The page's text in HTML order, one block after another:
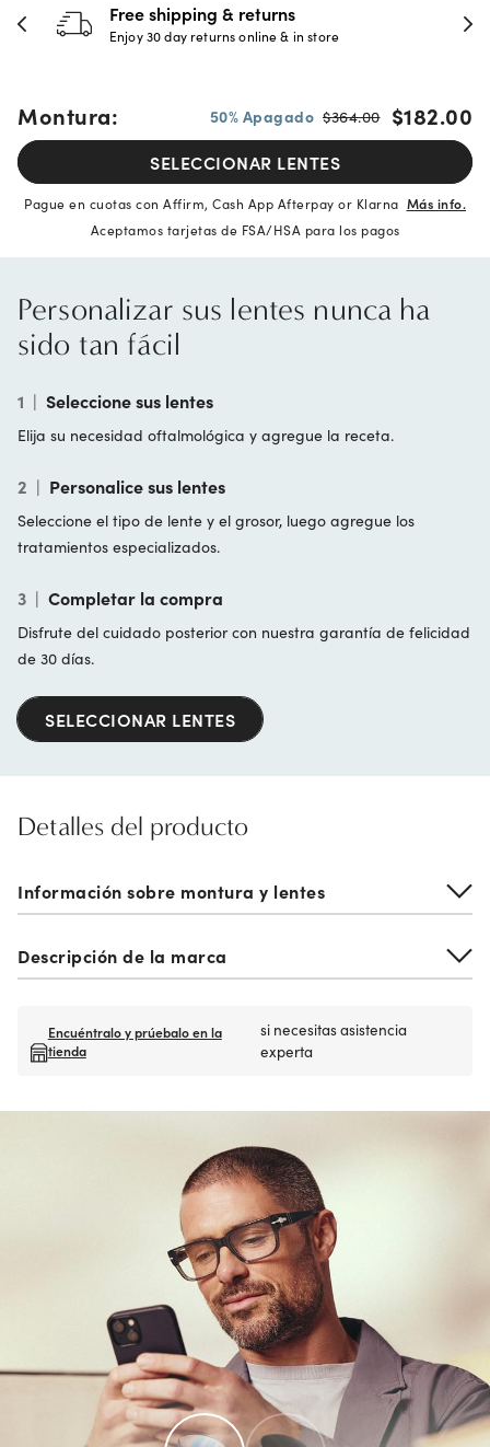
& returns
day returns online & in store
30-day
Full
Montura: 50% Apagado $364.00 $182.00
SELECCIONAR LENTES
Pague en cuotas con Affirm, Cash App Afterpay or Klarna Más info.
Aceptamos tarjetas de FSA/HSA para los pagos
Personalizar sus lentes nunca ha
sido tan fácil
1 | Seleccione sus lentes
Elija su necesidad oftalmológica y agregue la receta.
2 | Personalice sus lentes
Seleccione el tipo de lente y el grosor, luego agregue los
tratamientos especializados.
3 | Completar la compra
Disfrute del cuidado posterior con nuestra garantía de felicidad
de 30 días.
SELECCIONAR LENTES
Detalles del producto
Información sobre montura y lentes
Descripción de la marca
Encuéntralo y prúebalo en la
tienda
si necesitas asistencia
experta